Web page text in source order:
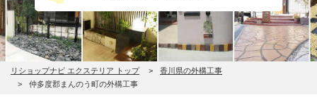
リショップナビ エクステリア トップ
香川県の外構工事
仲多度郡まんのう町の外構工事